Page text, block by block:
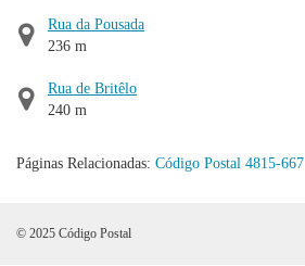
Rua da Pousada
236 m
Rua de Britêlo
240 m
Páginas Relacionadas: Código Postal 4815-667
© 2025 Código Postal